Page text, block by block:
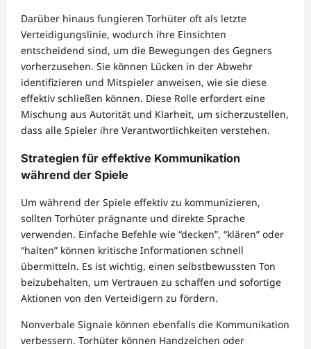
Darüber hinaus fungieren Torhüter oft als letzte
Verteidigungslinie, wodurch ihre Einsichten
entscheidend sind, um die Bewegungen des Gegners
vorherzusehen. Sie können Lücken in der Abwehr
identifizieren und Mitspieler anweisen, wie sie diese
effektiv schließen können. Diese Rolle erfordert eine
Mischung aus Autorität und Klarheit, um sicherzustellen,
dass alle Spieler ihre Verantwortlichkeiten verstehen.
Strategien für effektive Kommunikation
während der Spiele
Um während der Spiele effektiv zu kommunizieren,
sollten Torhüter prägnante und direkte Sprache
verwenden. Einfache Befehle wie “decken”, “klären” oder
“halten” können kritische Informationen schnell
übermitteln. Es ist wichtig, einen selbstbewussten Ton
beizubehalten, um Vertrauen zu schaffen und sofortige
Aktionen von den Verteidigern zu fördern.
Nonverbale Signale können ebenfalls die Kommunikation
verbessern. Torhüter können Handzeichen oder